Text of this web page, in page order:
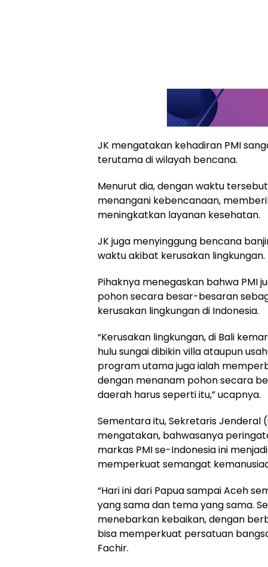
JK mengatakan kehadiran PMI
terutama di wilayah bencana.
Menurut dia, dengan waktu
menangani kebencanaan,
meningkatkan layanan kesehatan.
JK juga menyinggung bencana
waktu akibat kerusakan lingkungan.
Pihaknya menegaskan bahwa PMI
pohon secara besar-besaran
kerusakan lingkungan di Indonesia.
“Kerusakan lingkungan, di Bali
hulu sungai dibikin villa ataupun
program utama juga ialah
dengan menanam pohon secara
daerah harus seperti itu,” ucapnya.
Sementara itu, Sekretaris Jenderal
mengatakan, bahwasanya
markas PMI se-Indonesia ini
memperkuat semangat
“Hari ini dari Papua sampai Aceh
yang sama dan tema yang sama.
menebarkan kebaikan, dengan
bisa memperkuat persatuan
Fachir.